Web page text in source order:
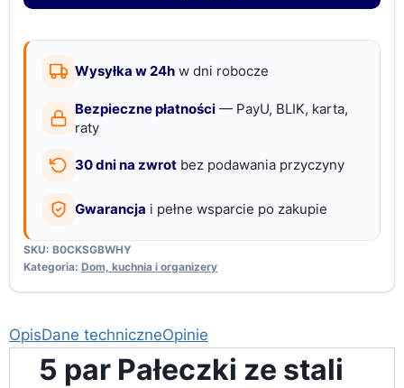
304
szare,
myć
zmywarce
Wysyłka w 24h w dni robocze
Bezpieczne płatności — PayU, BLIK, karta,
raty
30 dni na zwrot bez podawania przyczyny
Gwarancja i pełne wsparcie po zakupie
SKU: B0CKSGBWHY
Kategoria: Dom, kuchnia i organizery
OpisDane techniczneOpinie
5 par Pałeczki ze stali